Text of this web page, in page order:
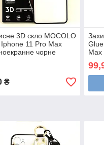
3D скло MOCOLO
11 Pro Max
чорне
₴
Max